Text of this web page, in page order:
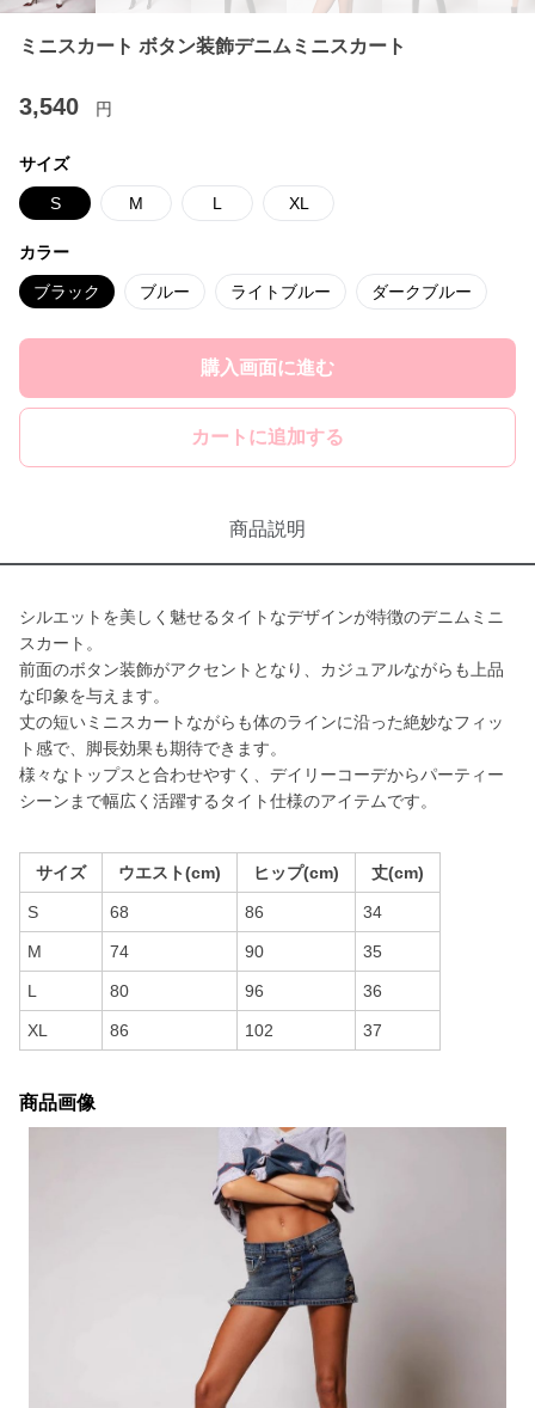
ミニスカート ボタン装飾デニムミニスカート
3,540 円
サイズ
S M L XL
カラー
ブラック ブルー ライトブルー ダークブルー
購入画面に進む
カートに追加する
商品説明
シルエットを美しく魅せるタイトなデザインが特徴のデニムミニ
スカート。
前面のボタン装飾がアクセントとなり、カジュアルながらも上品
な印象を与えます。
丈の短いミニスカートながらも体のラインに沿った絶妙なフィッ
ト感で、脚長効果も期待できます。
様々なトップスと合わせやすく、デイリーコーデからパーティー
シーンまで幅広く活躍するタイト仕様のアイテムです。
サイズ ウエスト(cm) ヒップ(cm) 丈(cm)
S 68 86 34
M 74 90 35
L 80 96 36
XL 86 102 37
商品画像